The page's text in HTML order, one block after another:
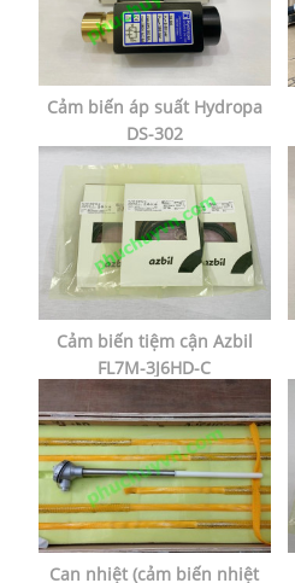
Cảm biến áp suất Hydropa
DS-302
Cảm biến tiệm cận Azbil
FL7M-3J6HD-C
Can nhiệt (cảm biến nhiệt